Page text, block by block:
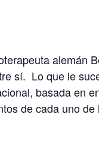
alemán
sí. Lo que le
basada en
de cada uno